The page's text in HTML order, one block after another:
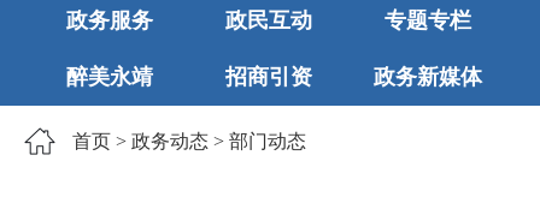
政务服务 政民互动 专题专栏
醉美永靖 招商引资 政务新媒体
首页 > 政务动态 > 部门动态